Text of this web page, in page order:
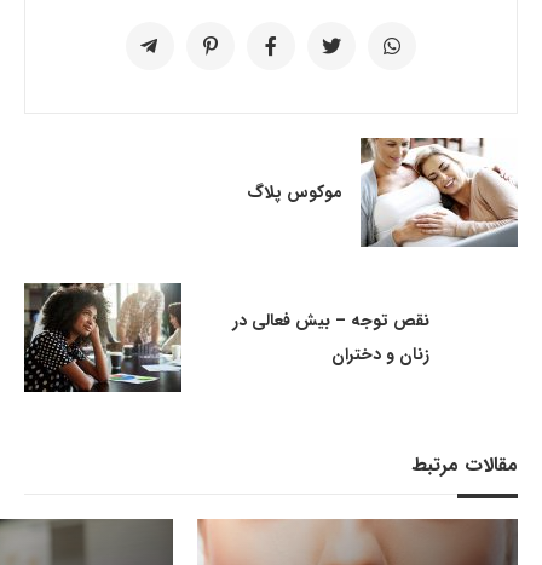
موکوس پلاگ
نقص توجه – بیش فعالی در
زنان و دختران
مقالات مرتبط